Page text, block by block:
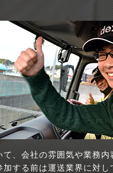
て、会社の雰囲気や業務
加する前は運送業界に対